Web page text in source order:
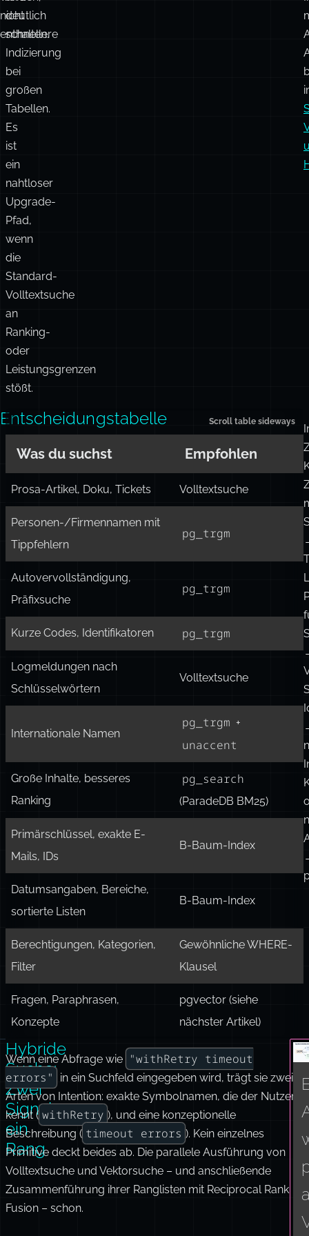
schwächelt.
Muss
separat
installiert
werden;
nicht
enthalten.
innerhalb
von
Volltextabfragen,
Facettensuche
und
deutlich
schnellere
Indizierung
bei
großen
Tabellen.
Es
ist
ein
nahtloser
Upgrade-
Pfad,
wenn
die
Standard-
Volltextsuche
Ranking-
oder
stößt.
Entscheidungstabelle
Was du suchst
Prosa-Artikel, Doku, Tickets Volltextsuche
Personen-/Firmennamen mit
Tippfehlern
pg_trgm
Autovervollständigung,
Präfixsuche
pg_trgm
Kurze Codes, Identifikatoren pg_trgm
Logmeldungen nach
Schlüsselwörtern
Volltextsuche
Internationale Namen
pg_trgm +
unaccent
Große Inhalte, besseres
Ranking
pg_search
(ParadeDB BM25)
Primärschlüssel, exakte E-
Mails, IDs
B-Baum-Index
Datumsangaben, Bereiche,
sortierte Listen
B-Baum-Index
Berechtigungen, Kategorien,
Filter
Gewöhnliche WHERE-
Klausel
Fragen, Paraphrasen,
Konzepte
pgvector (siehe
nächster Artikel)
Hybride
Suche:
Zwei
Signale,
Wenn eine Abfrage wie "withRetry timeout
errors" in ein Suchfeld eingegeben wird, trägt sie zwei
Arten von Intention: exakte Symbolnamen, die der Nutzer
kennt ( withRetry
Hybride Suche: zwei
Mittle niemals Rohwerte. Volltext-